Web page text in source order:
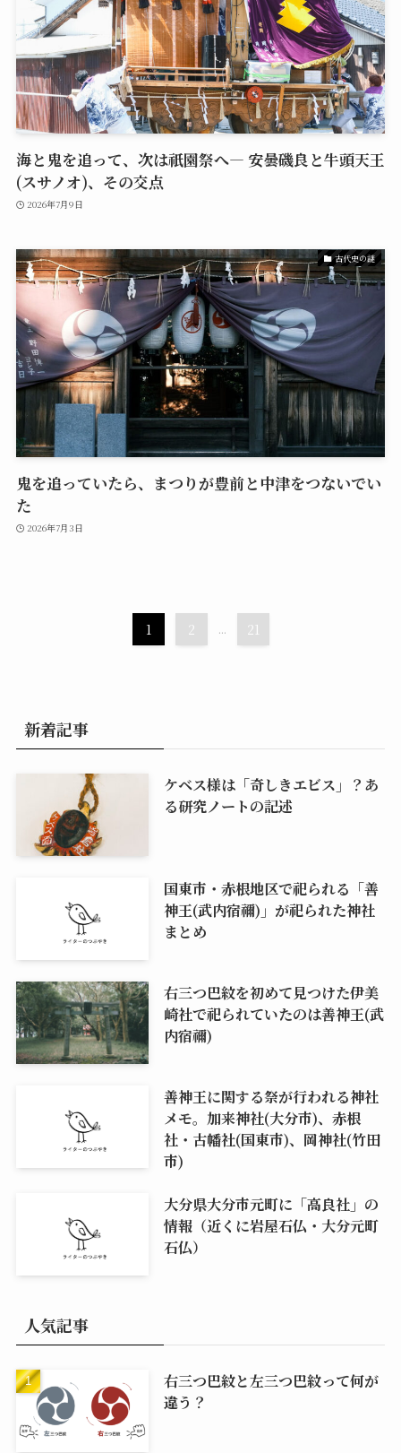
海と鬼を追って、次は祇園祭へ― 安曇磯良と牛頭天王
(スサノオ)、その交点
2026年7月9日
古代史の謎
鬼を追っていたら、まつりが豊前と中津をつないでい
た
2026年7月3日
1 2 ... 21
新着記事
ケベス様は「奇しきエビス」？あ
る研究ノートの記述
国東市・赤根地区で祀られる「善
神王(武内宿禰)」が祀られた神社
まとめ
右三つ巴紋を初めて見つけた伊美
崎社で祀られていたのは善神王(武
内宿禰)
善神王に関する祭が行われる神社
メモ。加来神社(大分市)、赤根
社・古幡社(国東市)、岡神社(竹田
市)
大分県大分市元町に「高良社」の
情報（近くに岩屋石仏・大分元町
石仏）
人気記事
右三つ巴紋と左三つ巴紋って何が
違う？